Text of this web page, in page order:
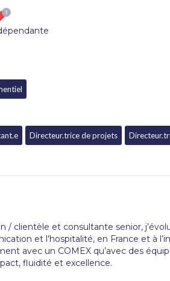
Directeur.trice de projets
/ clientèle et consultante senior,
et l’hospitalité, en France et à
avec un COMEX qu’avec des
fluidité et excellence.